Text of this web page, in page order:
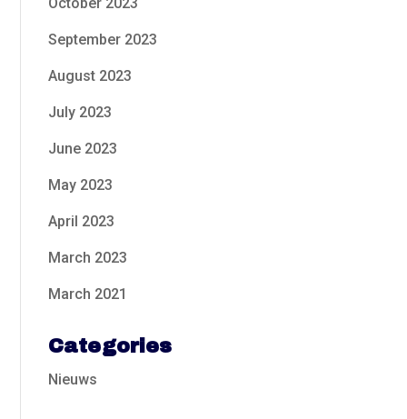
September 2023
August 2023
July 2023
June 2023
May 2023
April 2023
March 2023
March 2021
Categories
Nieuws